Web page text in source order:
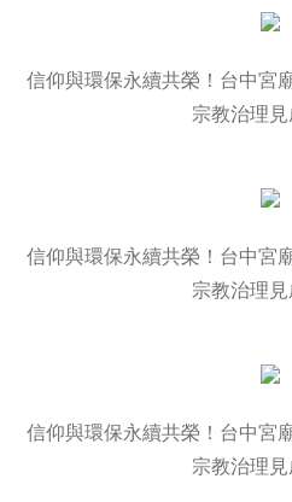
信仰與環保永續共榮！台中宮
宗教治理
信仰與環保永續共榮！台中宮
宗教治理
信仰與環保永續共榮！台中宮
宗教治理